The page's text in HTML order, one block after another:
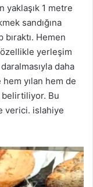
yaklaşık 1 metre
sandığına
Hemen
yerleşim
daha
hem yılan hem de
belirtiliyor. Bu
verici. islahiye